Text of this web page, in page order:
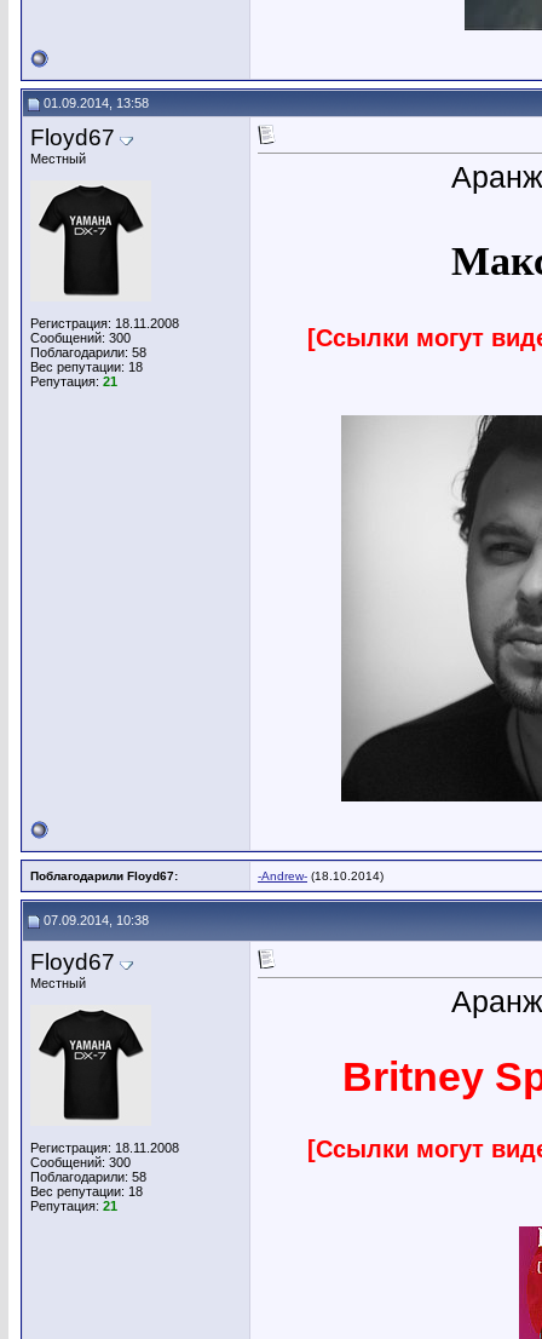
01.09.2014, 13:58
Floyd67
Местный
Регистрация: 18.11.2008
Сообщений: 300
Поблагодарили: 58
Вес репутации: 18
Репутация: 21
[Ссылки могут
Поблагодарили Floyd67: -Andrew- (18.10.2014)
07.09.2014, 10:38
Floyd67
Местный
Регистрация: 18.11.2008
Сообщений: 300
Поблагодарили: 58
Вес репутации: 18
Репутация: 21
Britney
[Ссылки могут